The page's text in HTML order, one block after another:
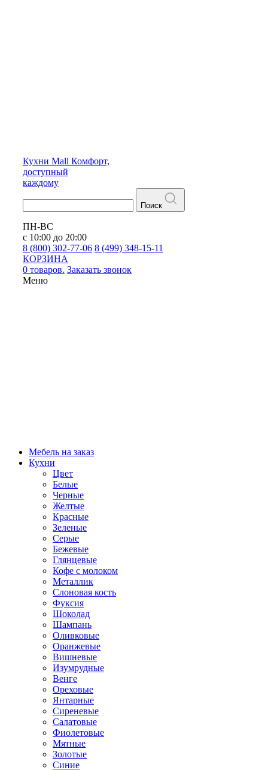
Кухни Mall Комфорт,
доступный
каждому
Поиск
ПН-ВС
с 10:00 до 20:00
8 (800) 302-77-06 8 (499) 348-15-11
КОРЗИНА
0 товаров. Заказать звонок
Меню
Мебель на заказ
Кухни
Цвет
Белые
Черные
Желтые
Красные
Зеленые
Серые
Бежевые
Глянцевые
Кофе с молоком
Металлик
Слоновая кость
Фуксия
Шоколад
Шампань
Оливковые
Оранжевые
Вишневые
Изумрудные
Венге
Ореховые
Янтарные
Сиреневые
Салатовые
Фиолетовые
Мятные
Золотые
Синие